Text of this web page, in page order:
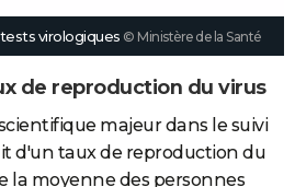
virologiques © Ministère de la Santé
de reproduction du virus
majeur dans le suivi
d'un taux de reproduction du
la moyenne des personnes